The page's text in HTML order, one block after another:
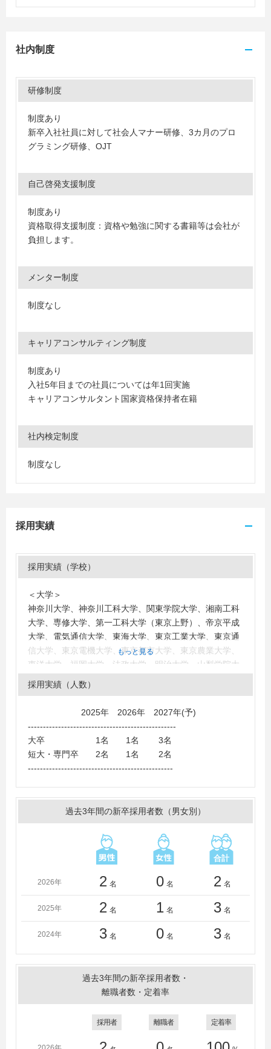
社内制度
研修制度
制度あり
新卒入社社員に対して社会人マナー研修、3カ月のプロ
グラミング研修、OJT
自己啓発支援制度
制度あり
資格取得支援制度：資格や勉強に関する書籍等は会社が
負担します。
メンター制度
制度なし
キャリアコンサルティング制度
制度あり
入社5年目までの社員については年1回実施
キャリアコンサルタント国家資格保持者在籍
社内検定制度
制度なし
採用実績
採用実績（学校）
＜大学＞
神奈川大学、神奈川工科大学、関東学院大学、湘南工科
大学、専修大学、第一工科大学（東京上野）、帝京平成
大学、電気通信大学、東海大学、東京工業大学、東京通
信大学、東京電機大学、東京都市大学、東京農業大学、
東洋大学、福岡大学、法政大学、明治大学、山梨学院大
学、立正大学
＜短大・高専・専門学校＞
科学専門学校、京都コンピュータ学院京都駅前校、専門
学校国際理工カレッジ、湘央生命科学技術専門学校、東
京工業高等専門学校、日本電子専門学校、大原ビジネス
もっと見る
採用実績（人数）
2025年 2026年 2027年(予)
-------------------------------------------------
大卒 1名 1名 3名
短大・専門卒 2名 1名 2名
------------------------------------------------
過去3年間の新卒採用者数（男女別）
2026年 2 名 0 名 2 名
2025年 2 名 1 名 3 名
2024年 3 名 0 名 3 名
過去3年間の新卒採用者数・
離職者数・定着率
採用者 離職者 定着率